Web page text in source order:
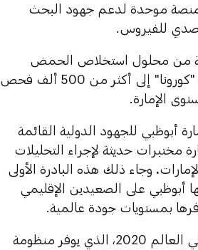
كوفيد-19"، وهو عبارة عن منصة موحدة لدعم جهود البحث
للفيروس.
أبوظبي بتصنيع أكثر من 300 ألف عينة من محلول استخلاص الحمض
النووي لكوفيد-19 محلياً، ورفعت قدرتها الاستيعابية لفحوصات "كورونا" إلى أكثر من 500 ألف فحص
إمارة أبوظبي للجهود الدولية القائمة
الإمارة مختبرات حديثة لإجراء التحليلات
. وجاء ذلك هذه البادرة الأولى
أبوظبي على الصعيدين الإقليمي
بمستويات جودة عالمية.
وبقيادة دائرة الصحة أبوظبي، أطلقت أبوظبي "ائتلاف الأمل" في العالم 2020، الذي يوفر منظومة